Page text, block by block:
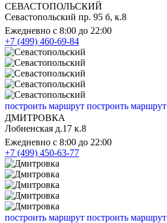
СЕВАСТОПОЛЬСКИЙ
Севастопольский пр. 95 б, к.8
Ежедневно с 8:00 до 22:00
+7 (499) 460-69-84
построить маршрут построить маршрут
ДМИТРОВКА
Лобненская д.17 к.8
Ежедневно с 8:00 до 22:00
+7 (499) 450-63-77
построить маршрут построить маршрут